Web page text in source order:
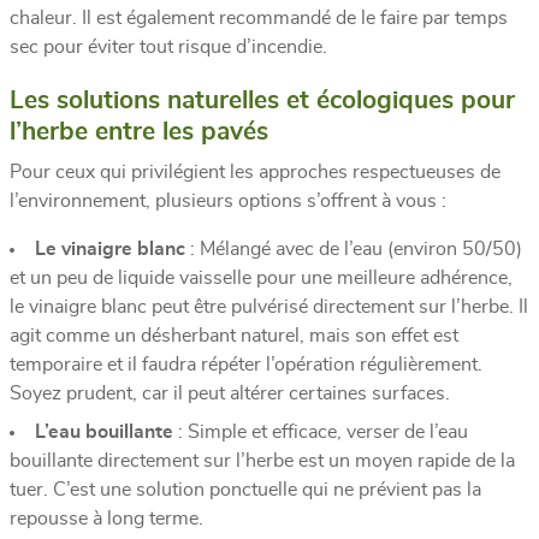
chaleur. Il est également recommandé de le faire par temps
sec pour éviter tout risque d’incendie.
Les solutions naturelles et écologiques pour
l’herbe entre les pavés
Pour ceux qui privilégient les approches respectueuses de
l’environnement, plusieurs options s’offrent à vous :
Le vinaigre blanc : Mélangé avec de l’eau (environ 50/50)
et un peu de liquide vaisselle pour une meilleure adhérence,
le vinaigre blanc peut être pulvérisé directement sur l’herbe. Il
agit comme un désherbant naturel, mais son effet est
temporaire et il faudra répéter l’opération régulièrement.
Soyez prudent, car il peut altérer certaines surfaces.
L’eau bouillante : Simple et efficace, verser de l’eau
bouillante directement sur l’herbe est un moyen rapide de la
tuer. C’est une solution ponctuelle qui ne prévient pas la
repousse à long terme.